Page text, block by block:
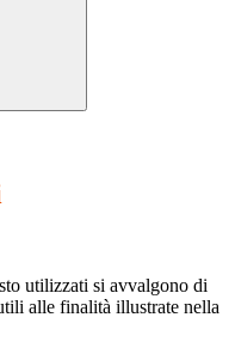
utilizzati si avvalgono di
alle finalità illustrate nella